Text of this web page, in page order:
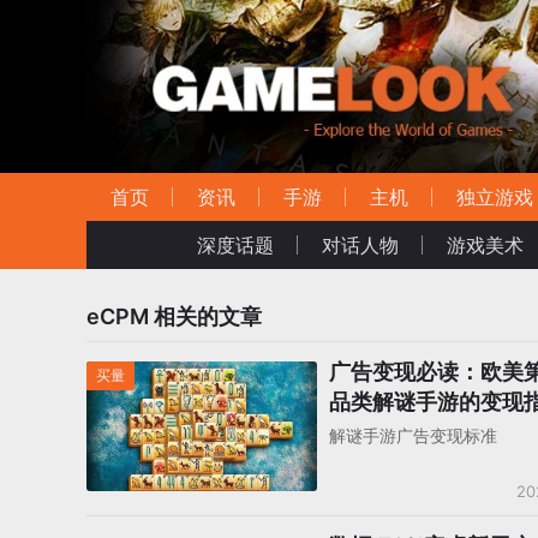
首页 资讯 手游 主机
独立游戏
深度话题
对话人物 游戏美术
eCPM 相关的文章
买量
广告变现必读：欧美
品类解谜手游的变现
解谜手游广告变现标准